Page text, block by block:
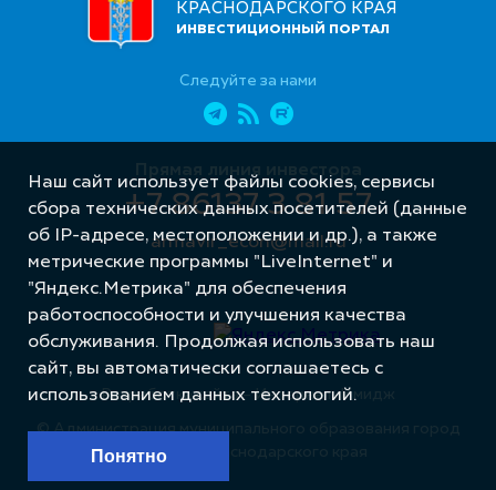
КРАСНОДАРСКОГО КРАЯ
ИНВЕСТИЦИОННЫЙ ПОРТАЛ
Следуйте за нами
Прямая линия инвестора
+7 86137 3 81 57
armavir_econ@mail.ru
© Администрация муниципального образования город
Армавир Краснодарского края
Разработка сайта – Интернет-Имидж
Наш сайт использует файлы cookies, сервисы
сбора технических данных посетителей (данные
об IP-адресе, местоположении и др.), а также
метрические программы "LiveInternet" и
"Яндекс.Метрика" для обеспечения
работоспособности и улучшения качества
обслуживания. Продолжая использовать наш
сайт, вы автоматически соглашаетесь с
использованием данных технологий.
Понятно